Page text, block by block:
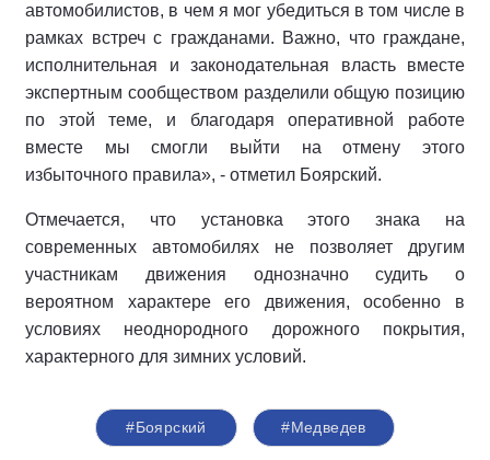
автомобилистов, в чем я мог убедиться в том числе в
рамках встреч с гражданами. Важно, что граждане,
исполнительная и законодательная власть вместе
экспертным сообществом разделили общую позицию
по этой теме, и благодаря оперативной работе
вместе мы смогли выйти на отмену этого
избыточного правила», - отметил Боярский.
Отмечается, что установка этого знака на
современных автомобилях не позволяет другим
участникам движения однозначно судить о
вероятном характере его движения, особенно в
условиях неоднородного дорожного покрытия,
характерного для зимних условий.
#Боярский #Медведев